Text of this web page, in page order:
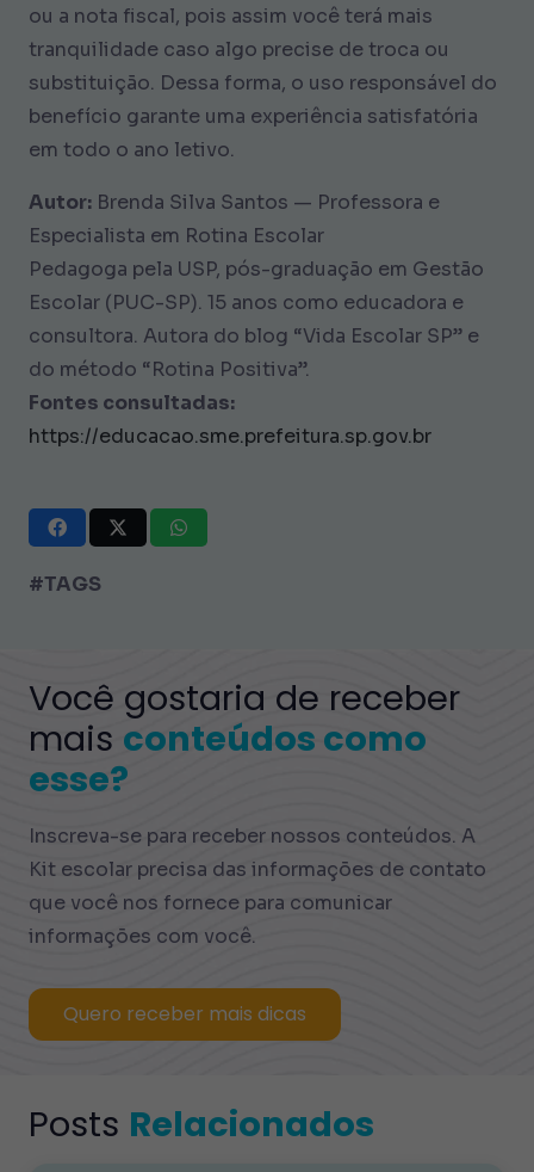
ou a nota fiscal, pois assim você terá mais
tranquilidade caso algo precise de troca ou
substituição. Dessa forma, o uso responsável do
benefício garante uma experiência satisfatória
em todo o ano letivo.
Autor: Brenda Silva Santos — Professora e
Especialista em Rotina Escolar
Pedagoga pela USP, pós-graduação em Gestão
Escolar (PUC-SP). 15 anos como educadora e
consultora. Autora do blog “Vida Escolar SP” e
do método “Rotina Positiva”.
Fontes consultadas:
https://educacao.sme.prefeitura.sp.gov.br
#TAGS
Você gostaria de receber
mais conteúdos como
esse?
Inscreva-se para receber nossos conteúdos. A
Kit escolar precisa das informações de contato
que você nos fornece para comunicar
informações com você.
Quero receber mais dicas
Posts Relacionados